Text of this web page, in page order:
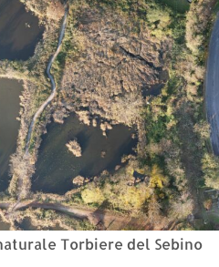
Torbiere del Sebino